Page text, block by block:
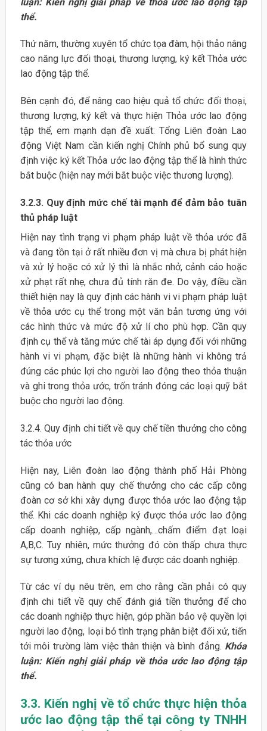
thể.
Thứ năm, thường xuyên tổ chức tọa đàm, hội thảo nâng
cao năng lực đối thoại, thương lượng, ký kết Thỏa ước
lao động tập thể.
Bên cạnh đó, để nâng cao hiệu quả tổ chức đối thoại,
thương lượng, ký kết và thực hiện Thỏa ước lao động
tập thể, em mạnh dạn đề xuất: Tổng Liên đoàn Lao
động Việt Nam cần kiến nghị Chính phủ bổ sung quy
định việc ký kết Thỏa ước lao động tập thể là hình thức
bắt buộc (hiện nay mới bắt buộc việc thương lượng).
3.2.3. Quy định mức chế tài mạnh để đảm bảo tuân
thủ pháp luật
Hiện nay tình trạng vi phạm pháp luật về thỏa ước đã
và đang tồn tại ở rất nhiều đơn vị mà chưa bị phát hiện
và xử lý hoặc có xử lý thì là nhắc nhở, cảnh cáo hoặc
xử phạt rất nhẹ, chưa đủ tính răn đe. Do vậy, điều cần
thiết hiện nay là quy định các hành vi vi phạm pháp luật
về thỏa ước cụ thể trong một văn bản tương ứng với
các hình thức và mức độ xử lí cho phù hợp. Cần quy
định cụ thể và tăng mức chế tài áp dụng đối với những
hành vi vi phạm, đặc biệt là những hành vi không trả
đúng các phúc lợi cho người lao động theo thỏa thuận
và ghi trong thỏa ước, trốn tránh đóng các loại quỹ bắt
buộc cho người lao động.
3.2.4. Quy định chi tiết về quy chế tiền thưởng cho công
tác thỏa ước
Hiện nay, Liên đoàn lao động thành phố Hải Phòng
cũng có ban hành quy chế thưởng cho các cấp công
đoàn cơ sở khi xây dựng được thỏa ước lao động tập
thể. Khi các doanh nghiệp ký được thỏa ước lao động
cấp doanh nghiệp, cấp ngành,…chấm điểm đạt loại
A,B,C. Tuy nhiên, mức thưởng đó còn thấp chưa thực
sự tương xứng, chưa khích lệ được các doanh nghiệp.
Từ các ví dụ nêu trên, em cho rằng cần phải có quy
định chi tiết về quy chế đánh giá tiền thưởng để cho
các doanh nghiệp thực hiện, góp phần bảo vệ quyền lợi
người lao động, loại bỏ tình trạng phân biệt đối xử, tiến
tới môi trường làm việc thân thiện và bình đẳng. Khóa
luận: Kiến nghị giải pháp về thỏa ước lao động tập
thể.
3.3. Kiến nghị về tổ chức thực hiện thỏa
ước lao động tập thể tại công ty TNHH